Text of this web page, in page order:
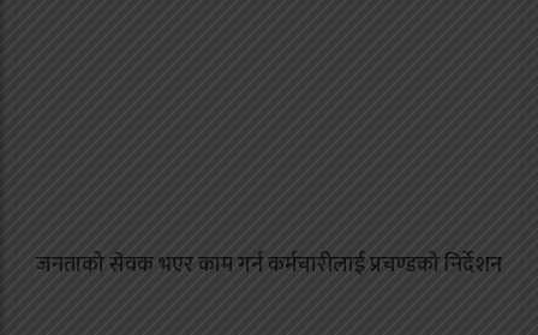
जनताको सेवक भएर काम गर्न कर्मचारीलाई प्रचण्डको निर्देशन